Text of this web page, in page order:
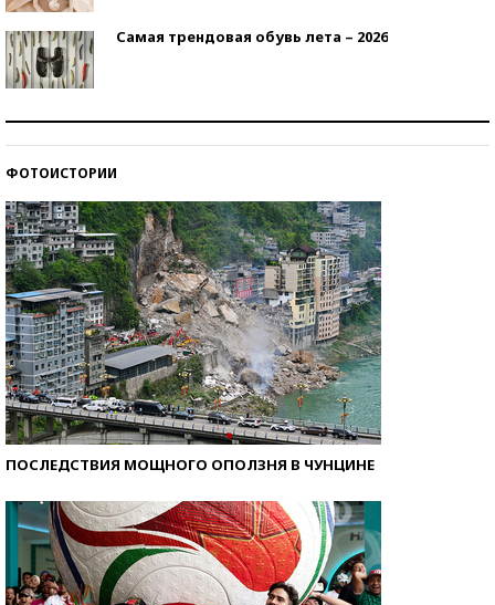
Самая трендовая обувь лета – 2026
ФОТОИСТОРИИ
ПОСЛЕДСТВИЯ МОЩНОГО ОПОЛЗНЯ В ЧУНЦИНЕ